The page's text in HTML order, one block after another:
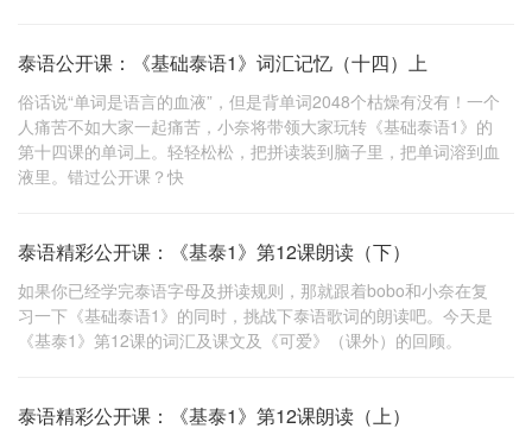
泰语公开课：《基础泰语1》词汇记忆（十四）上
俗话说“单词是语言的血液”，但是背单词2048个枯燥有没有！一个
人痛苦不如大家一起痛苦，小奈将带领大家玩转《基础泰语1》的
第十四课的单词上。轻轻松松，把拼读装到脑子里，把单词溶到血
液里。错过公开课？快
泰语精彩公开课：《基泰1》第12课朗读（下）
如果你已经学完泰语字母及拼读规则，那就跟着bobo和小奈在复
习一下《基础泰语1》的同时，挑战下泰语歌词的朗读吧。今天是
《基泰1》第12课的词汇及课文及《可爱》（课外）的回顾。
泰语精彩公开课：《基泰1》第12课朗读（上）